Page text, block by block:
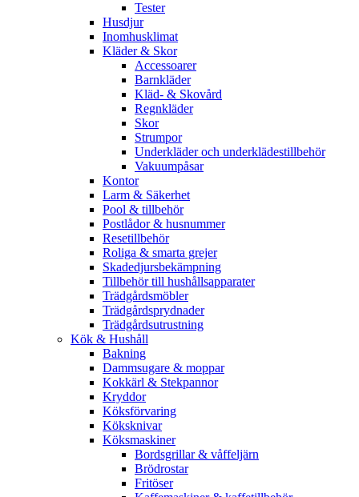
Tester
Husdjur
Inomhusklimat
Kläder & Skor
Accessoarer
Barnkläder
Kläd- & Skovård
Regnkläder
Skor
Strumpor
Underkläder och underklädestillbehör
Vakuumpåsar
Kontor
Larm & Säkerhet
Pool & tillbehör
Postlådor & husnummer
Resetillbehör
Roliga & smarta grejer
Skadedjursbekämpning
Tillbehör till hushållsapparater
Trädgårdsmöbler
Trädgårdsprydnader
Trädgårdsutrustning
Kök & Hushåll
Bakning
Dammsugare & moppar
Kokkärl & Stekpannor
Kryddor
Köksförvaring
Köksknivar
Köksmaskiner
Bordsgrillar & våffeljärn
Brödrostar
Fritöser